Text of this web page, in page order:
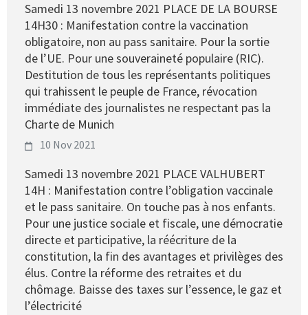
Samedi 13 novembre 2021 PLACE DE LA BOURSE
14H30 : Manifestation contre la vaccination
obligatoire, non au pass sanitaire. Pour la sortie
de l’UE. Pour une souveraineté populaire (RIC).
Destitution de tous les représentants politiques
qui trahissent le peuple de France, révocation
immédiate des journalistes ne respectant pas la
Charte de Munich
10 Nov 2021
Samedi 13 novembre 2021 PLACE VALHUBERT
14H : Manifestation contre l’obligation vaccinale
et le pass sanitaire. On touche pas à nos enfants.
Pour une justice sociale et fiscale, une démocratie
directe et participative, la réécriture de la
constitution, la fin des avantages et privilèges des
élus. Contre la réforme des retraites et du
chômage. Baisse des taxes sur l’essence, le gaz et
l’électricité